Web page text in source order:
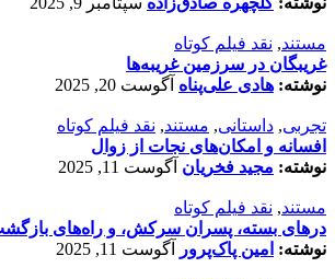
مستند, نقد فیلم کوتاه
غریبگان در سرزمین غریبه‌ها
نوشته: هادی علی‌پناه آگوست 20, 2025
تجربی, داستانی, مستند, نقد فیلم کوتاه
افسانه‌ و امکان‌های نجات از زوال
نوشته: مجید فخریان آگوست 11, 2025
مستند, نقد فیلم کوتاه
درهای بسته، پسران سرکش، و راه‌های
نوشته: امین پاک‌پرور آگوست 11, 2025